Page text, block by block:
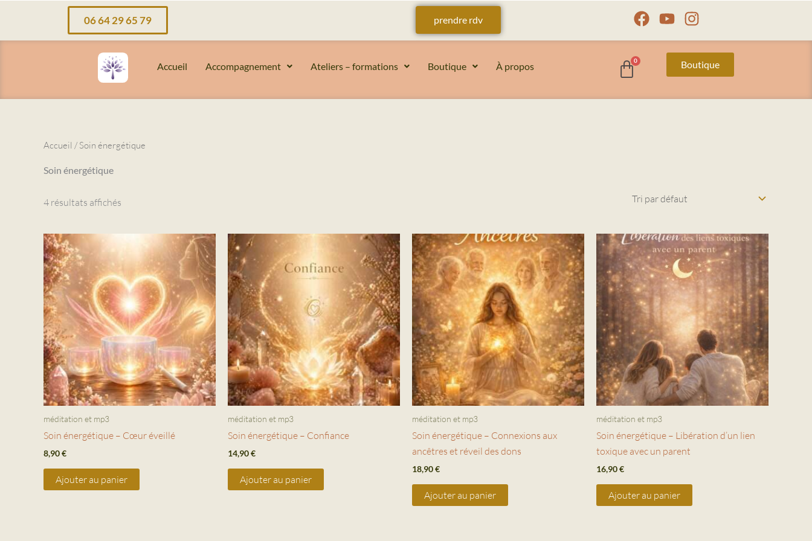
contenu
06 64 29 65 79 prendre rdv Facebook
YoutubeInstagram
Accueil Accompagnement Ateliers – formations Boutique À propos Boutique
Accueil / Soin énergétique
Soin énergétique
4 résultats affichés
méditation et mp3
Soin énergétique – Cœur éveillé
8,90€
Ajouter au panier
méditation et mp3
Soin énergétique – Confiance
14,90€
Ajouter au panier
méditation et mp3
Soin énergétique – Connexions aux
ancêtres et réveil des dons
18,90€
Ajouter au panier
méditation et mp3
Soin énergétique – Libération d’un lien
toxique avec un parent
16,90€
Ajouter au panier